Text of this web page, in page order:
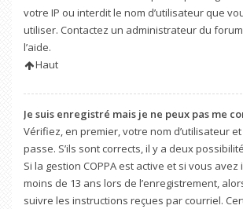
votre IP ou interdit le nom d’utilisateur que
utiliser. Contactez un administrateur du
l’aide.
Haut
Je suis enregistré mais je ne peux pas me
Vérifiez, en premier, votre nom d’utilisateur
passe. S’ils sont corrects, il y a deux
Si la gestion COPPA est active et si vous
moins de 13 ans lors de l’enregistrement,
suivre les instructions reçues par courriel.